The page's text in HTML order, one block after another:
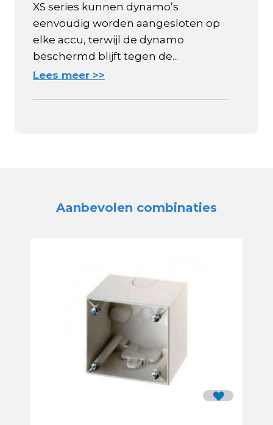
XS series kunnen dynamo’s
eenvoudig worden aangesloten op
elke accu, terwijl de dynamo
beschermd blijft tegen de...
Lees meer >>
Aanbevolen combinaties